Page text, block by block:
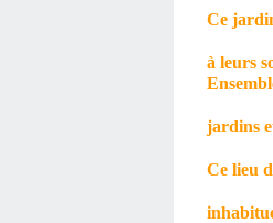
Ce
à leurs
jardins
Ce lieu